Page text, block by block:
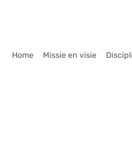
Home Missie en visie